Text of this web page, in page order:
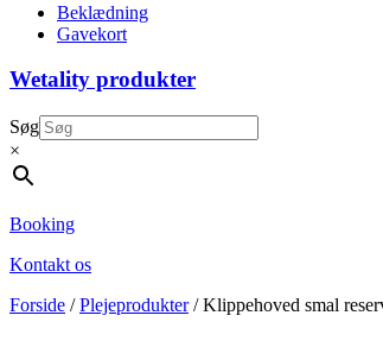
Beklædning
Gavekort
Wetality produkter
Søg
×
Booking
Kontakt os
Forside /Plejeprodukter/ Klippehoved smal